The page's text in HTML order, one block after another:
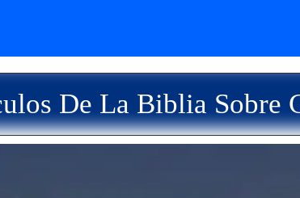
De La Biblia Sobre